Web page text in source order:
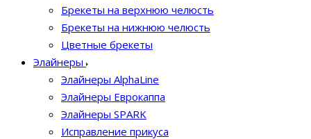
Брекеты на верхнюю челюсть
Брекеты на нижнюю челюсть
Цветные брекеты
Элайнеры
Элайнеры AlphaLine
Элайнеры Еврокаппа
Элайнеры SPARK
Исправление прикуса